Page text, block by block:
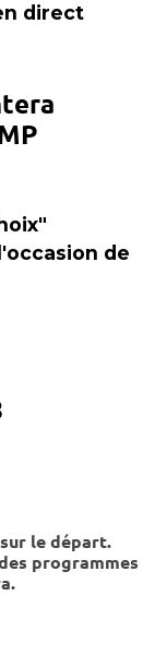
direct
de
le départ.
programmes